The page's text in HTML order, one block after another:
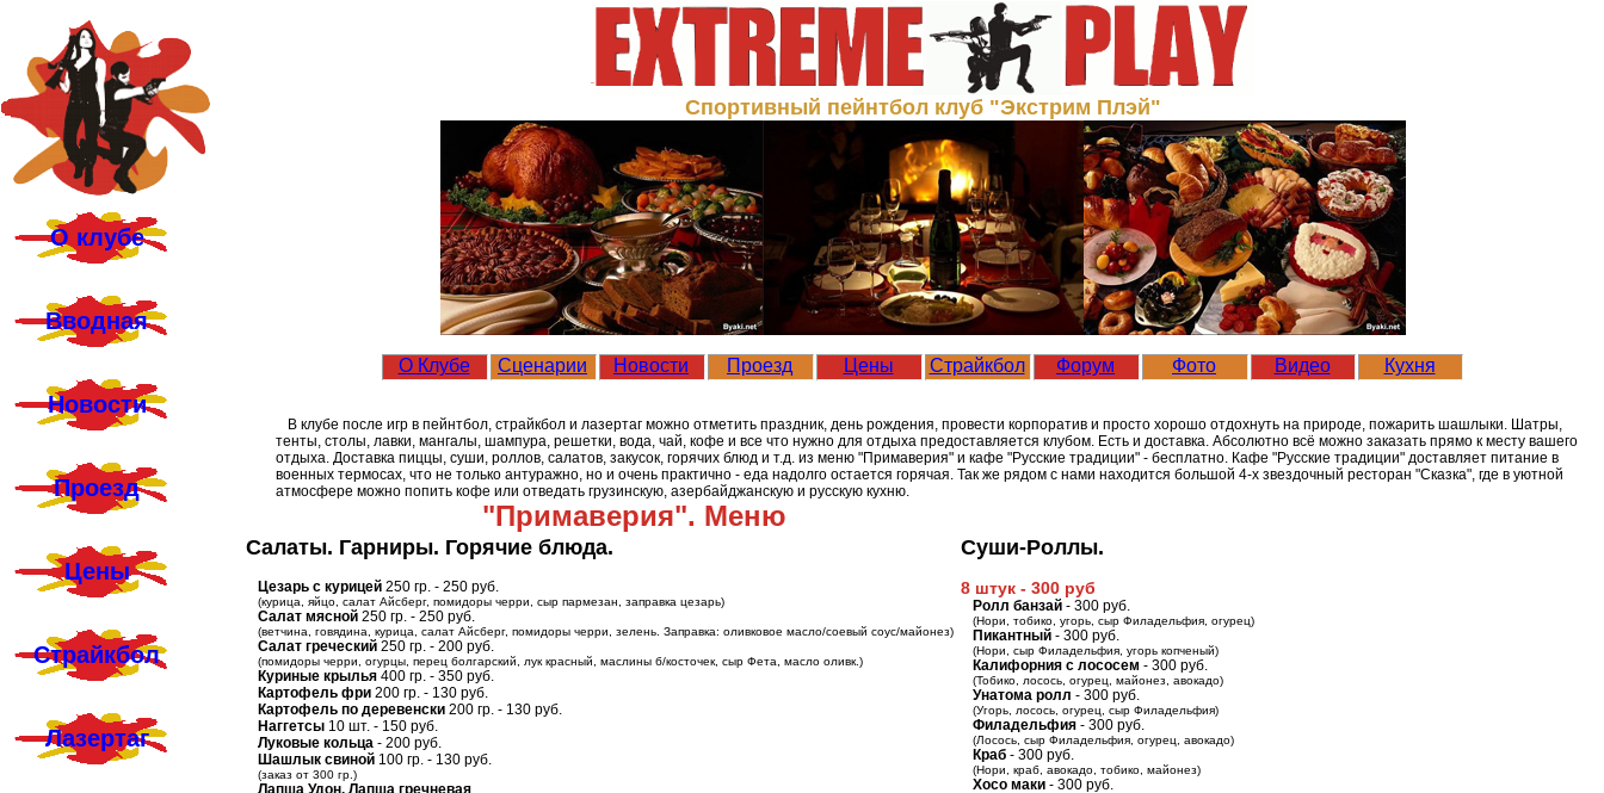
О клубе
Вводная
Новости
Проезд
Цены
Страйкбол
Лазертаг
Спортивный пейнтбол клуб "Экстрим Плэй"
О Клубе Сценарии Новости Проезд Цены Страйкбол Форум Фото Видео Кухня
В клубе после игр в пейнтбол, страйкбол и лазертаг можно отметить праздник, день рождения, провести корпоратив и просто хорошо отдохнуть на природе, пожарить шашлыки. Шатры,
тенты, столы, лавки, мангалы, шампура, решетки, вода, чай, кофе и все что нужно для отдыха предоставляется клубом. Есть и доставка. Абсолютно всё можно заказать прямо к месту вашего
отдыха. Доставка пиццы, суши, роллов, салатов, закусок, горячих блюд и т.д. из меню "Примаверия" и кафе "Русские традиции" - бесплатно. Кафе "Русские традиции" доставляет питание в
военных термосах, что не только антуражно, но и очень практично - еда надолго остается горячая. Так же рядом с нами находится большой 4-х звездочный ресторан "Сказка", где в уютной
атмосфере можно попить кофе или отведать грузинскую, азербайджанскую и русскую кухню.
"Примаверия". Меню
Салаты. Гарниры. Горячие блюда.
Цезарь с курицей 250 гр. - 250 руб.
(курица, яйцо, салат Айсберг, помидоры черри, сыр пармезан, заправка цезарь)
Салат мясной 250 гр. - 250 руб.
(ветчина, говядина, курица, салат Айсберг, помидоры черри, зелень. Заправка: оливковое масло/соевый соус/майонез)
Салат греческий 250 гр. - 200 руб.
(помидоры черри, огурцы, перец болгарский, лук красный, маслины б/косточек, сыр Фета, масло оливк.)
Куриные крылья 400 гр. - 350 руб.
Картофель фри 200 гр. - 130 руб.
Картофель по деревенски 200 гр. - 130 руб.
Наггетсы 10 шт. - 150 руб.
Луковые кольца - 200 руб.
Шашлык свиной 100 гр. - 130 руб.
(заказ от 300 гр.)
Лапша Удон. Лапша гречневая
Суши-Роллы.
8 штук - 300 руб
Ролл банзай - 300 руб.
(Нори, тобико, угорь, сыр Филадельфия, огурец)
Пикантный - 300 руб.
(Нори, сыр Филадельфия, угорь копченый)
Калифорния с лососем - 300 руб.
(Тобико, лосось, огурец, майонез, авокадо)
Унатома ролл - 300 руб.
(Угорь, лосось, огурец, сыр Филадельфия)
Филадельфия - 300 руб.
(Лосось, сыр Филадельфия, огурец, авокадо)
Краб - 300 руб.
(Нори, краб, авокадо, тобико, майонез)
Хосо маки - 300 руб.